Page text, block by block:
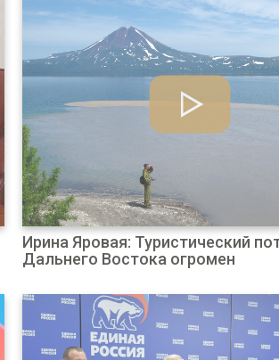
Ирина Яровая: Туристический
Дальнего Востока огромен